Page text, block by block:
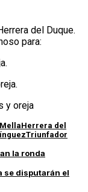
del Duque.
para:
y oreja
Herrera del
Triunfador
la ronda
se disputarán el